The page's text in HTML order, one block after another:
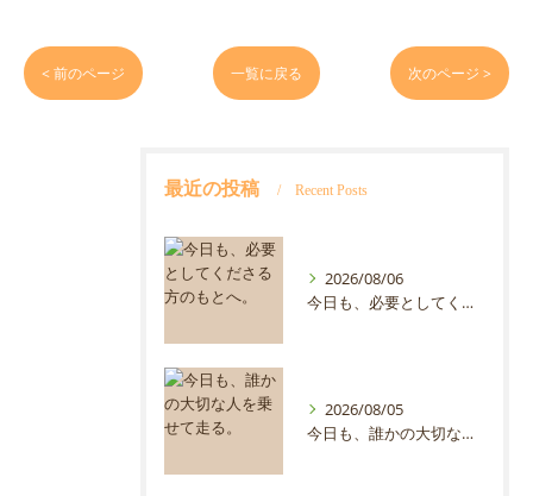
< 前のページ 一覧に戻る 次のページ >
最近の投稿 Recent Posts
2026/08/06
今日も、必要としてくださる方のもとへ。
2026/08/05
今日も、誰かの大切な人を乗せて走る。